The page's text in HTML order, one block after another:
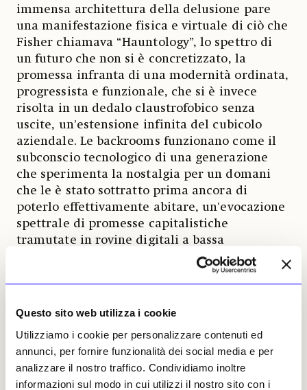
Questo sito web utilizza i cookie
Utilizziamo i cookie per personalizzare contenuti ed
annunci, per fornire funzionalità dei social media e per
analizzare il nostro traffico. Condividiamo inoltre
informazioni sul modo in cui utilizzi il nostro sito con i
immensa architettura della delusione pare
una manifestazione fisica e virtuale di ciò che
Fisher chiamava “Hauntology”, lo spettro di
un futuro che non si è concretizzato, la
promessa infranta di una modernità ordinata,
progressista e funzionale, che si è invece
risolta in un dedalo claustrofobico senza
uscite, un'estensione infinita del cubicolo
aziendale. Le backrooms funzionano come il
subconscio tecnologico di una generazione
che sperimenta la nostalgia per un domani
che le è stato sottratto prima ancora di
poterlo effettivamente abitare, un'evocazione
spettrale di promesse capitalistiche
tramutate in rovine digitali a bassa
risoluzione. Attraverso la memetica e
l'ecologia dei media algoritmici, questa
propria, una forma di intelligenza distribuita
e rizomatica che risuona con un esterno
geografico o mentale al mercato globale. Il
formato delfound footagecinematografico,
distribuito capillarmente su piattaforme